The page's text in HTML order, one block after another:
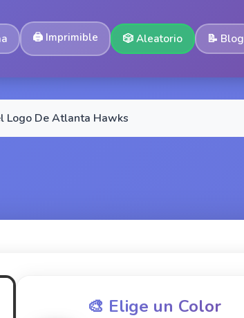
🖨️ Imprimible 🎲 Aleatorio 📝 Blog
Logo De Atlanta Hawks
🎨 Elige un Color